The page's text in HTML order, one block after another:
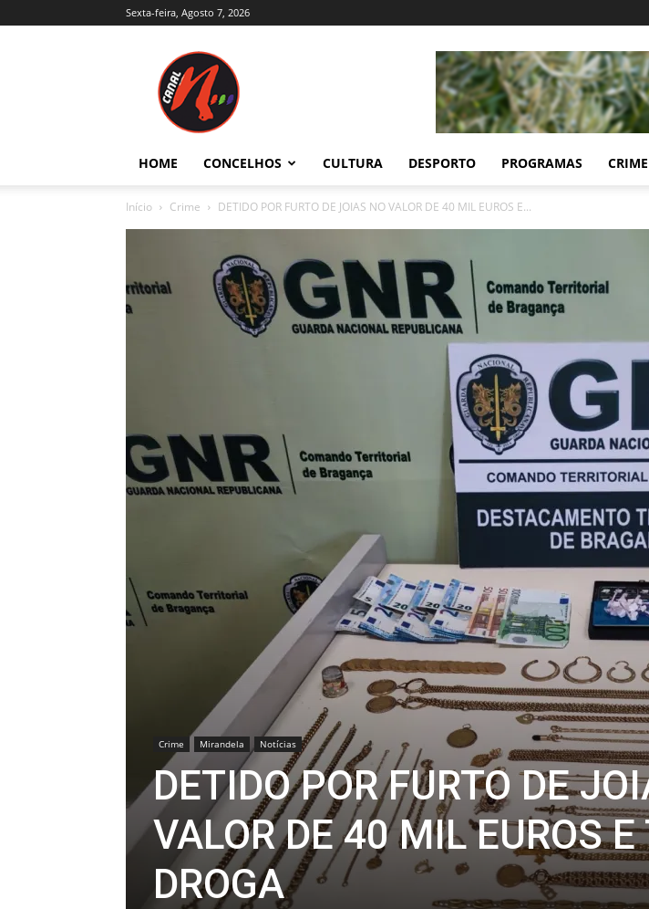
Sexta-feira, Agosto 7, 2026
Trás-
e
Alto
HOME CONCELHOS CULTURA DESPORTO PROGRAMAS CRIME
Início Crime DETIDO POR FURTO DE JOIAS NO VALOR DE 40 MIL EUROS E...
Crime Mirandela Notícias
DETIDO POR FURTO DE
VALOR DE 40 MIL EUROS E
DROGA